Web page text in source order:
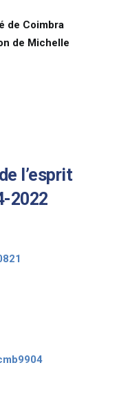
de Coimbra
de Michelle
l’esprit
2022